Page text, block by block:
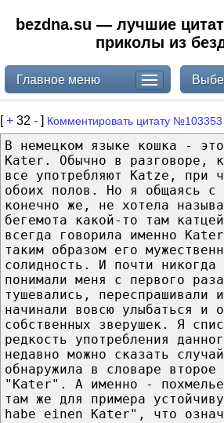
bezdna.su — лучшие
приколы из
Главное меню
[+ 32 - ] Комментировать цитату №103353
В немецком языке кошка -
Kater. Обычно в разговоре,
все употребляют Katze, при
обоих полов. Но я общаясь с
конечно же, не хотела
бегемота какой-то там
всегда говорила именно
таким образом его
солидность. И почти никогда
понимали меня с первого
тушевались, переспрашивали
начинали вовсю улыбаться и
собственных зверушек. Я
редкость употребления
недавно можно сказать
обнаружила в словаре второе
"Kater". А именно -
там же для примера
habe einen Kater", что